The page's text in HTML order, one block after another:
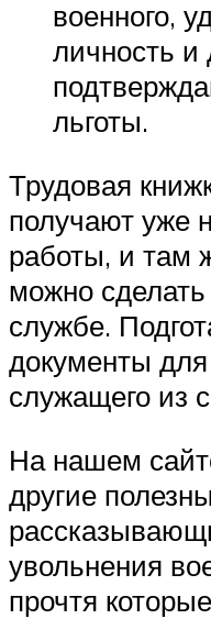
военного,
личность и
льготы.
Трудовая
получают уже
работы, и там
можно
службе.
документы
служащего из
На нашем
другие
увольнения
прочтя